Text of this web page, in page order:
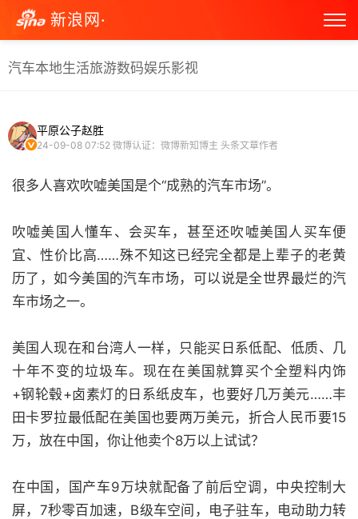
新浪网·
汽车本地生活旅游数码娱乐影视
平原公子赵胜
24-09-08 07:52 微博认证：微博新知博主 头条文章作者
很多人喜欢吹嘘美国是个“成熟的汽车市场”。
吹嘘美国人懂车、会买车，甚至还吹嘘美国人买车便
宜、性价比高……殊不知这已经完全都是上辈子的老黄
历了，如今美国的汽车市场，可以说是全世界最烂的汽
车市场之一。
美国人现在和台湾人一样，只能买日系低配、低质、几
十年不变的垃圾车。现在在美国就算买个全塑料内饰
+钢轮毂+卤素灯的日系纸皮车，也要好几万美元……丰
田卡罗拉最低配在美国也要两万美元，折合人民币要15
万，放在中国，你让他卖个8万以上试试？
在中国，国产车9万块就配备了前后空调，中央控制大
屏，7秒零百加速，B级车空间，电子驻车，电动助力转